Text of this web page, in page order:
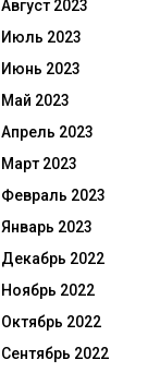
Август 2023
Июль 2023
Июнь 2023
Май 2023
Апрель 2023
Март 2023
Февраль 2023
Январь 2023
Декабрь 2022
Ноябрь 2022
Октябрь 2022
Сентябрь 2022